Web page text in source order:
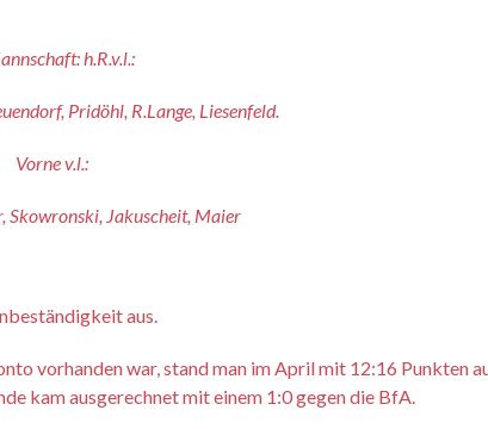
h.R.v.l.:
Pridöhl, R.Lange, Liesenfeld.
Vorne v.l.:
Skowronski, Jakuscheit, Maier
aus.
vorhanden war, stand man im April mit 12:16 Punkten
kam ausgerechnet mit einem 1:0 gegen die BfA.